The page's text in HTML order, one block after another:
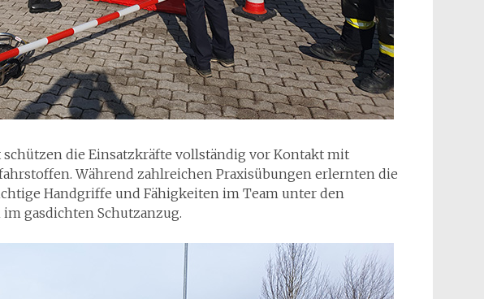
schützen die Einsatzkräfte vollständig vor Kontakt mit
Während zahlreichen Praxisübungen erlernten die
Handgriffe und Fähigkeiten im Team unter den
gasdichten Schutzanzug.